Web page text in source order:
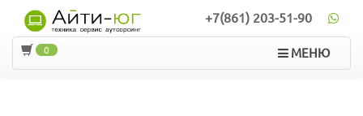
+7(861) 203-51-90
МЕНЮ
0